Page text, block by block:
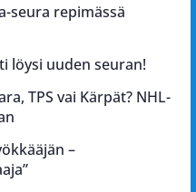
seura repimässä
löysi uuden seuran!
TPS vai Kärpät? NHL-
–